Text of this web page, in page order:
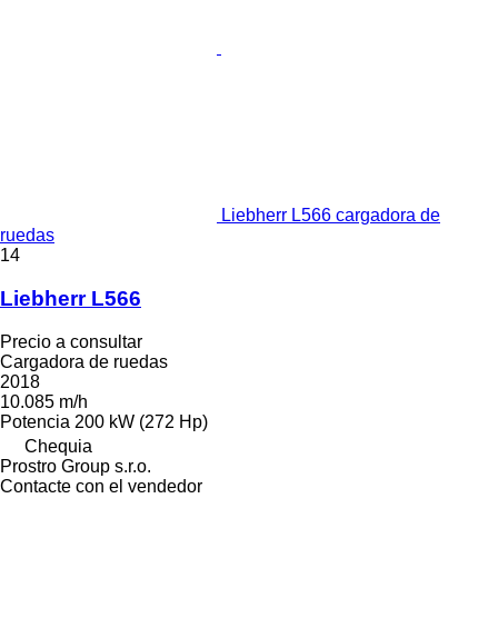
Liebherr L566 cargadora de
ruedas
14
Liebherr L566
Precio a consultar
Cargadora de ruedas
2018
10.085 m/h
Potencia 200 kW (272 Hp)
Chequia
Prostro Group s.r.o.
Contacte con el vendedor